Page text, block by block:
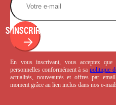
S'INSCRIRE
En vous inscrivant, vous acceptez que
personnelles conformément à sa politique
actualités, nouveautés et offres par
moment grâce au lien inclus dans nos e-